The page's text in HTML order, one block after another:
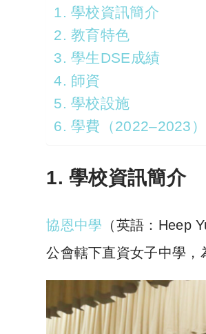
1. 學校資訊簡介
2. 教育特色
3. 學生DSE成績
4. 師資
5. 學校設施
6. 學費（2022–2023）
1. 學校資訊簡介
協恩中學 （英語：Heep
公會轄下直資女子中學